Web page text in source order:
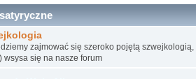
zajmować się szeroko pojętą szwejkologią,
wsysa się na nasze forum